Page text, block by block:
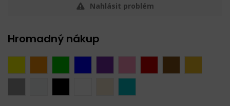
Nahlásit problém
Hromadný nákup